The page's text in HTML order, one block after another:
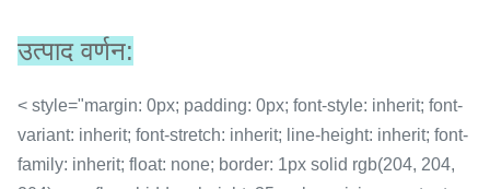
उत्पाद वर्णन:
< style="margin: 0px; padding: 0px; font-style: inherit; font-
variant: inherit; font-stretch: inherit; line-height: inherit; font-
family: inherit; float: none; border: 1px solid rgb(204, 204,